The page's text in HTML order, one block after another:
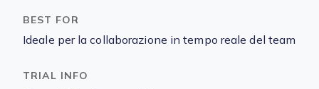
Ideale per la collaborazione in tempo reale del team